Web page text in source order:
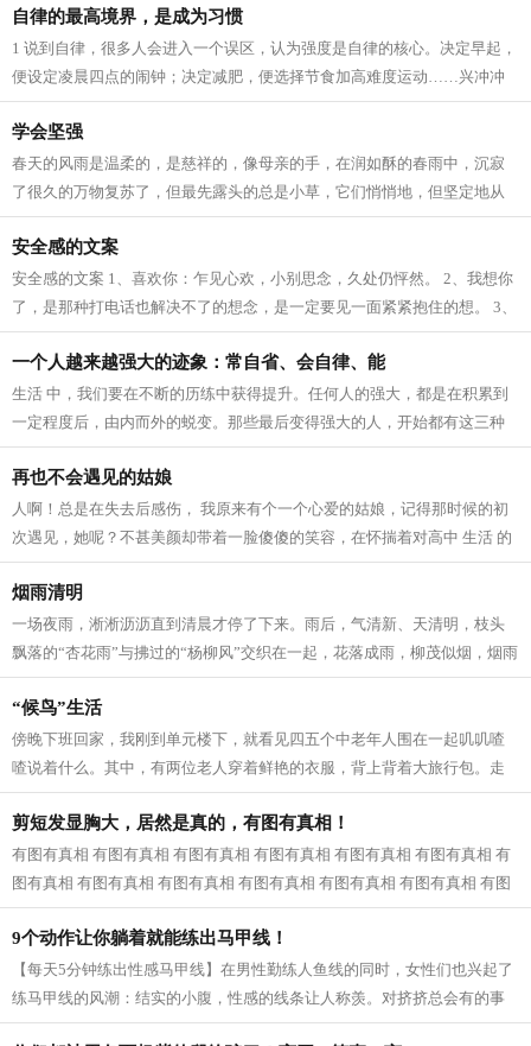
自律的最高境界，是成为习惯
1 说到自律，很多人会进入一个误区，认为强度是自律的核心。决定早起，
便设定凌晨四点的闹钟；决定减肥，便选择节食加高难度运动……兴冲冲
立目标，却因为强度太大，内心已有...
学会坚强
春天的风雨是温柔的，是慈祥的，像母亲的手，在润如酥的春雨中，沉寂
了很久的万物复苏了，但最先露头的总是小草，它们悄悄地，但坚定地从
土里钻出来，为山野铺上一层绿色，充...
安全感的文案
安全感的文案 1、喜欢你：乍见心欢，小别思念，久处仍怦然。 2、我想你
了，是那种打电话也解决不了的想念，是一定要见一面紧紧抱住的想。 3、
我爱这个世界上的三件事：太阳，月...
一个人越来越强大的迹象：常自省、会自律、能
生活 中，我们要在不断的历练中获得提升。任何人的强大，都是在积累到
一定程度后，由内而外的蜕变。那些最后变得强大的人，开始都有这三种
迹象。 常自省 人生 路上，每个人的境...
再也不会遇见的姑娘
人啊！总是在失去后感伤， 我原来有个一个心爱的姑娘，记得那时候的初
次遇见，她呢？不甚美颜却带着一脸傻傻的笑容，在怀揣着对高中 生活 的
向往，在人群中拥挤寻找着我的老师...
烟雨清明
一场夜雨，淅淅沥沥直到清晨才停了下来。雨后，气清新、天清明，枝头
飘落的“杏花雨”与拂过的“杨柳风”交织在一起，花落成雨，柳茂似烟，烟雨
清明寄深情。 清明，逐雨而来。...
“候鸟”生活
傍晚下班回家，我刚到单元楼下，就看见四五个中老年人围在一起叽叽喳
喳说着什么。其中，有两位老人穿着鲜艳的衣服，背上背着大旅行包。走
近一看，原来是婆婆和公公，我已经快...
剪短发显胸大，居然是真的，有图有真相！
有图有真相 有图有真相 有图有真相 有图有真相 有图有真相 有图有真相 有
图有真相 有图有真相 有图有真相 有图有真相 有图有真相 有图有真相 有图
有真相...
9个动作让你躺着就能练出马甲线！
【每天5分钟练出性感马甲线】在男性勤练人鱼线的同时，女性们也兴起了
练马甲线的风潮：结实的小腹，性感的线条让人称羡。对挤挤总会有的事
业线，拥有马甲线的女性呈现的体态更...